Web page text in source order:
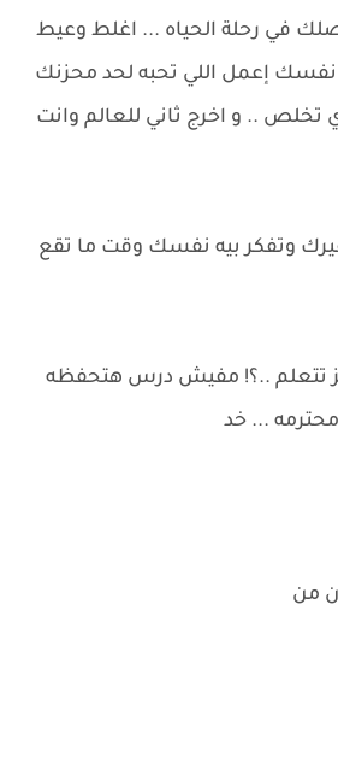
في رحلة الحياه ... اغلط وعيط
إعمل اللي تحبه لحد محزنك
تخلص .. و اخرج ثاني للعالم وانت
وتفكر بيه نفسك وقت ما تقع
تتعلم ..؟! مفيش درس هتحفظه
... خد
من